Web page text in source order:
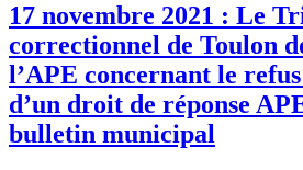
17 novembre 2021 : Le
correctionnel de Toulon
l’APE concernant le
d’un droit de réponse
bulletin municipal